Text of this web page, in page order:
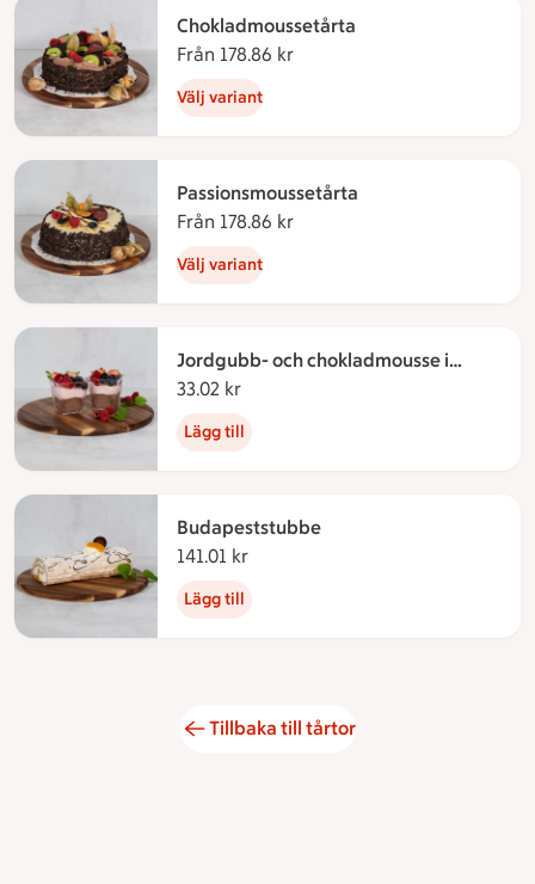
Chokladmoussetårta
Från 178.86 kr
Välj variant
Passionsmoussetårta
Från 178.86 kr
Välj variant
Jordgubb- och chokladmousse i
bägare
33.02 kr
Lägg till
Budapeststubbe
141.01 kr
Lägg till
Tillbaka till tårtor